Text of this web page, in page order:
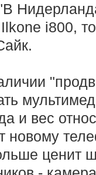
i800,
и вес
новому
ценит